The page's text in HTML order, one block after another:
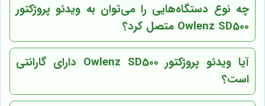
چه نوع دستگاه‌هایی را می‌توان به ویدئو پروژکتور
Owlenz SD500 متصل کرد؟
آیا ویدئو پروژکتور Owlenz SD500 دارای گارانتی
است؟